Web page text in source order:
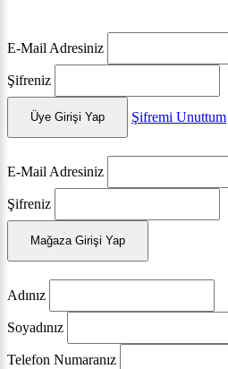
E-Mail Adresiniz
Şifreniz
Üye Girişi Yap Şifremi Unuttum
E-Mail Adresiniz
Şifreniz
Mağaza Girişi Yap
Adınız
Soyadınız
Telefon Numaranız